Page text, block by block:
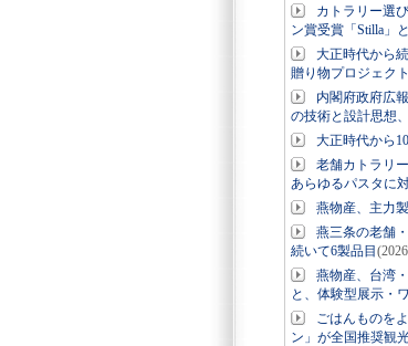
カトラリー選
ン賞受賞「Stilla」
大正時代から
贈り物プロジェク
内閣府政府広
の技術と設計思想
大正時代から
老舗カトラリ
あらゆるパスタに
燕物産、主力
燕三条の老舗
続いて6製品目
燕物産、台湾
と、体験型展示・
ごはんものを
ン」が全国推奨観